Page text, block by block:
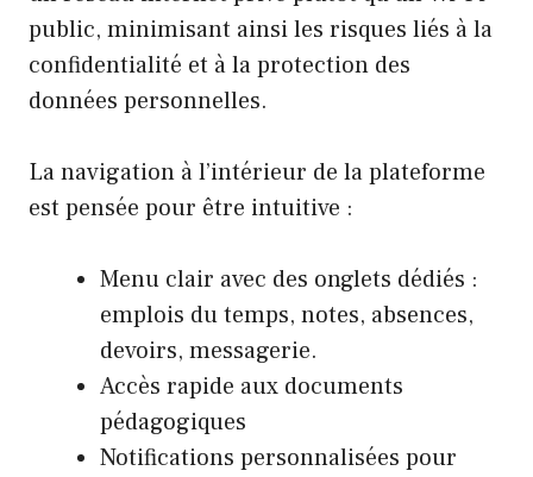
public, minimisant ainsi les risques liés à la
confidentialité et à la protection des
données personnelles.
La navigation à l’intérieur de la plateforme
est pensée pour être intuitive :
Menu clair avec des onglets dédiés :
emplois du temps, notes, absences,
devoirs, messagerie.
Accès rapide aux documents
pédagogiques
Notifications personnalisées pour